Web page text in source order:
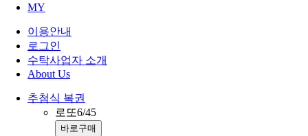
MY
이용안내
로그인
수탁사업자 소개
About Us
추첨식 복권
로또6/45
바로구매